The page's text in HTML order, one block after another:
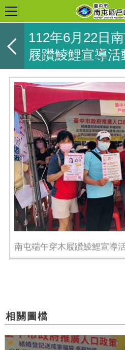
112年6月22日
屐躦鯪鯉宣導活
南屯端午穿木屐躦鯪鯉宣導
相關圖檔